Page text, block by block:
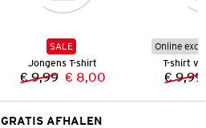
SALE
Jongens T-shirt
Vorige prijs:
€ 9,99 Nieuwe prijs:
€ 8,00
Online
T-shirt
€ 9,99
GRATIS AFHALEN